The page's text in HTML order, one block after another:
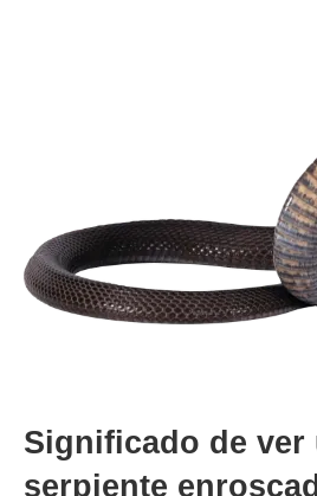
Significado de ver
serpiente